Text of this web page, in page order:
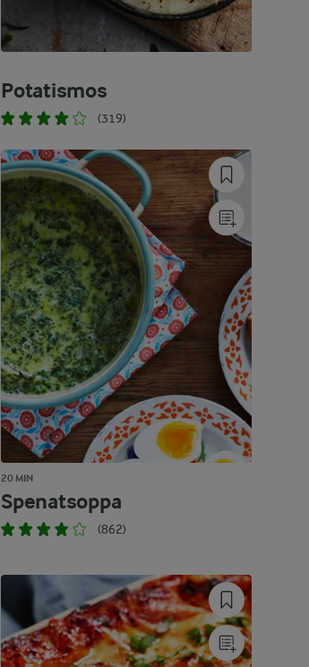
Potatismos
(319)
20 MIN
Spenatsoppa
(862)